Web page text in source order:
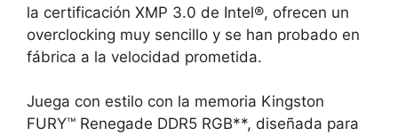
la certificación XMP 3.0 de Intel®, ofrecen un
overclocking muy sencillo y se han probado en
fábrica a la velocidad prometida.
Juega con estilo con la memoria Kingston
FURY™ Renegade DDR5 RGB**, diseñada para